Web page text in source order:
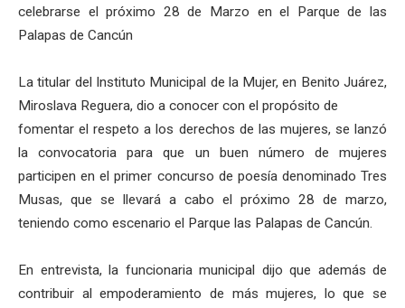
celebrarse el próximo 28 de Marzo en el Parque de las
Palapas de Cancún
La titular del Instituto Municipal de la Mujer, en Benito Juárez,
Miroslava Reguera, dio a conocer con el propósito de
fomentar el respeto a los derechos de las mujeres, se lanzó
la convocatoria para que un buen número de mujeres
participen en el primer concurso de poesía denominado Tres
Musas, que se llevará a cabo el próximo 28 de marzo,
teniendo como escenario el Parque las Palapas de Cancún.
En entrevista, la funcionaria municipal dijo que además de
contribuir al empoderamiento de más mujeres, lo que se